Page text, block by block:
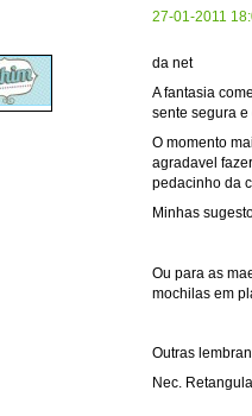
27-01-2011
da net
A fantasia
sente segura
O momento
agradavel
pedacinho da
Minhas
Ou para as
mochilas em
Outras
Nec.